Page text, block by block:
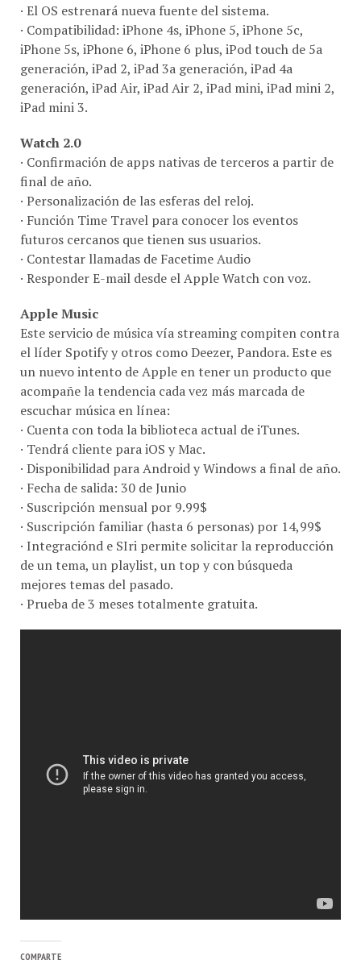
· El OS estrenará nueva fuente del sistema.
· Compatibilidad: iPhone 4s, iPhone 5, iPhone 5c,
iPhone 5s, iPhone 6, iPhone 6 plus, iPod touch de 5a
generación, iPad 2, iPad 3a generación, iPad 4a
generación, iPad Air, iPad Air 2, iPad mini, iPad mini 2,
iPad mini 3.
Watch 2.0
· Confirmación de apps nativas de terceros a partir de
final de año.
· Personalización de las esferas del reloj.
· Función Time Travel para conocer los eventos
futuros cercanos que tienen sus usuarios.
· Contestar llamadas de Facetime Audio
· Responder E-mail desde el Apple Watch con voz.
Apple Music
Este servicio de música vía streaming compiten contra
el líder Spotify y otros como Deezer, Pandora. Este es
un nuevo intento de Apple en tener un producto que
acompañe la tendencia cada vez más marcada de
escuchar música en línea:
· Cuenta con toda la biblioteca actual de iTunes.
· Tendrá cliente para iOS y Mac.
· Disponibilidad para Android y Windows a final de año.
· Fecha de salida: 30 de Junio
· Suscripción mensual por 9.99$
· Suscripción familiar (hasta 6 personas) por 14,99$
· Integraciónd e SIri permite solicitar la reproducción
de un tema, un playlist, un top y con búsqueda
mejores temas del pasado.
· Prueba de 3 meses totalmente gratuita.
COMPARTE